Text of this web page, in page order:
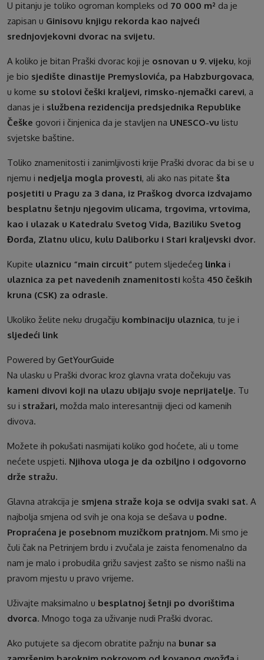
U pitanju je toliko ogroman kompleks od 70 000 m² da je
zapisan u Ginisovu knjigu rekorda kao najveći
srednjovjekovni dvorac na svijetu.
A koliko je bitan Praški dvorac koji je osnovan u 9. vijeku, koji
je bio sjedište dinastije Premyslovića, pa Habzburgovaca,
u kome su stolovi češki kraljevi, rimsko-njemački carevi, a
danas je i službena rezidencija predsjednika Republike
Češke govori i činjenica da je stavljen na UNESCO-vu listu
svjetske baštine.
Toliko znamenitosti i zanimljivosti krije Praški dvorac da bi se u
njemu i nedjelja mogla provesti, ali ako nas pitate šta
posjetiti u Pragu za 3 dana, iz Praškog dvorca izdvajamo
besplatnu šetnju njegovim ulicama, trgovima, vrtovima,
kao i ulazak u Katedralu Svetog Vida, Baziliku Svetog
Đorđa, Zlatnu ulicu, kulu Daliborku i Stari kraljevski dvor.
Kupite ulaznicu “main circuit” putem sljedećeg linka i
ulaznica za pet navedenih znamenitosti košta 450 čeških
kruna (CSK) za odrasle.
Ukoliko želite neku drugačiju kombinaciju ulaznica, tu je i
sljedeći link
Powered by GetYourGuide
Na ulasku u Praški dvorac kroz glavna vrata dočekuju vas
kameni divovi koji na ulazu ubijaju svoje neprijatelje. Tu
su i stražari, možda malo interesantniji djeci od kamenih
divova.
Možete ih pokušati nasmijati koliko god hoćete, ali u tome
nećete uspjeti. Njihova uloga je da ozbiljno i odgovorno
drže stražu.
Glavna atrakcija je smjena straže koja se odvija svaki sat. A
najbolja smjena od svih je ona koja se dešava u podne.
Propraćena je posebnom muzičkom pratnjom. Mi smo je
čuli čak na Petrinjem brdu i zvučala je zaista fenomenalno da
nam je malo i probudila grižu savjest zašto se nismo našli na
pravom mjestu u pravo vrijeme.
Uživajte maksimalno u besplatnoj šetnji po dvorištima
dvorca. Mnogo toga za uživanje nudi Praški dvorac.
Ako putujete sa djecom obratite pažnju na bunar sa